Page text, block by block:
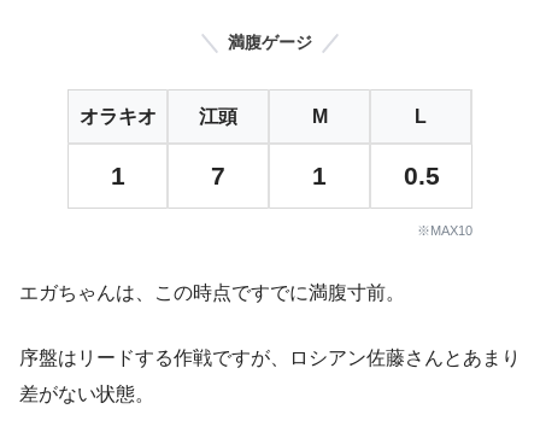
満腹ゲージ
オラキオ 江頭 M L
1 7 1 0.5
※MAX10
エガちゃんは、この時点ですでに満腹寸前。
序盤はリードする作戦ですが、ロシアン佐藤さんとあまり
差がない状態。